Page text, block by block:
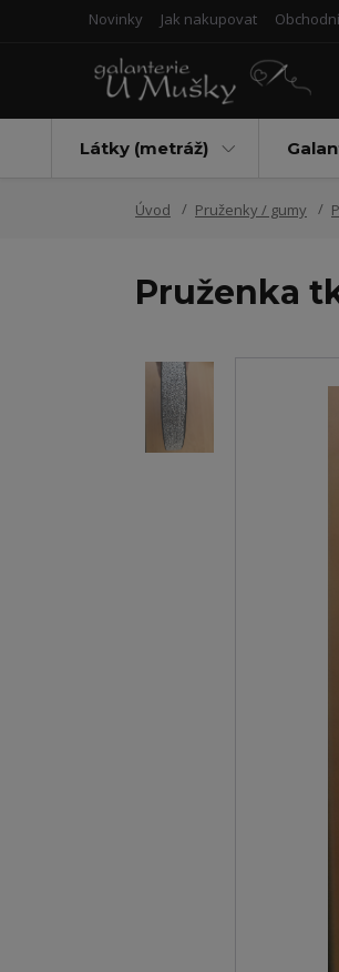
Novinky Jak nakupovat
Látky (metráž)
Úvod Pruženky / gumy
Pruženka